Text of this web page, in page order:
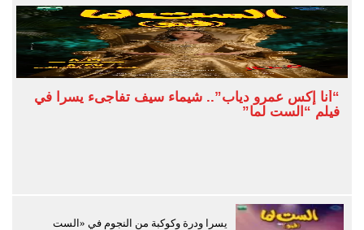
“أنا إكس عمرو دياب”.. شيماء سيف تفاجىء يسرا في
فيلم “الست لما”
يسرا ودرة وكوكبة من النجوم في «الست